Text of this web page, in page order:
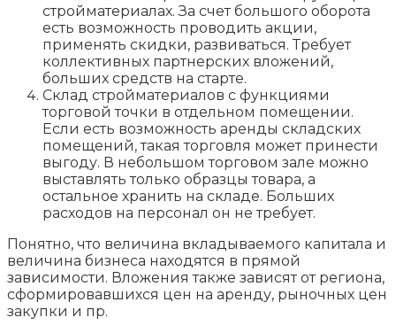
стройматериалах. За счет большого оборота
есть возможность проводить акции,
применять скидки, развиваться. Требует
коллективных партнерских вложений,
больших средств на старте.
Склад стройматериалов с функциями
торговой точки в отдельном помещении.
Если есть возможность аренды складских
помещений, такая торговля может принести
выгоду. В небольшом торговом зале можно
выставлять только образцы товара, а
остальное хранить на складе. Больших
расходов на персонал он не требует.
Понятно, что величина вкладываемого капитала и
величина бизнеса находятся в прямой
зависимости. Вложения также зависят от региона,
сформировавшихся цен на аренду, рыночных цен
закупки и пр.